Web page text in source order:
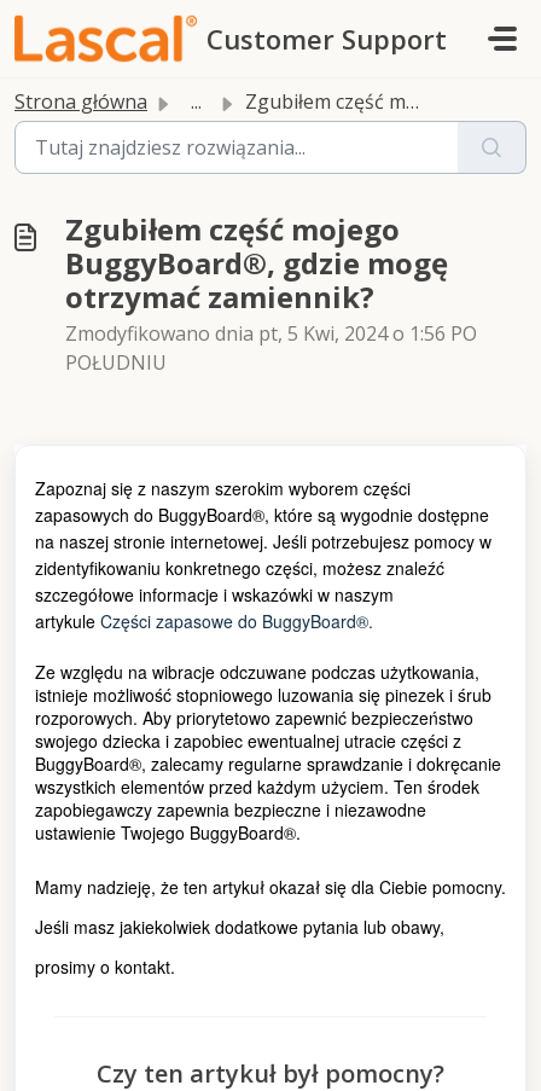
Przejdź do głównej treści
Customer Support
Strona główna ... Zgubiłem część mojego BuggyBoard®, gdzie mogę otrzymać za...
Zgubiłem część mojego
BuggyBoard®, gdzie mogę
otrzymać zamiennik?
Zmodyfikowano dnia pt, 5 Kwi, 2024 o 1:56 PO
POŁUDNIU
Zapoznaj się z naszym szerokim wyborem części
zapasowych do BuggyBoard®, które są wygodnie dostępne
na naszej stronie internetowej. Jeśli potrzebujesz pomocy w
zidentyfikowaniu konkretnego części, możesz znaleźć
szczegółowe informacje i wskazówki w naszym
artykule Części zapasowe do BuggyBoard®.
Ze względu na wibracje odczuwane podczas użytkowania,
istnieje możliwość stopniowego luzowania się pinezek i śrub
rozporowych. Aby priorytetowo zapewnić bezpieczeństwo
swojego dziecka i zapobiec ewentualnej utracie części z
BuggyBoard®, zalecamy regularne sprawdzanie i dokręcanie
wszystkich elementów przed każdym użyciem. Ten środek
zapobiegawczy zapewnia bezpieczne i niezawodne
ustawienie Twojego BuggyBoard®.
Mamy nadzieję, że ten artykuł okazał się dla Ciebie pomocny.
Jeśli masz jakiekolwiek dodatkowe pytania lub obawy,
prosimy o kontakt.
Czy ten artykuł był pomocny?